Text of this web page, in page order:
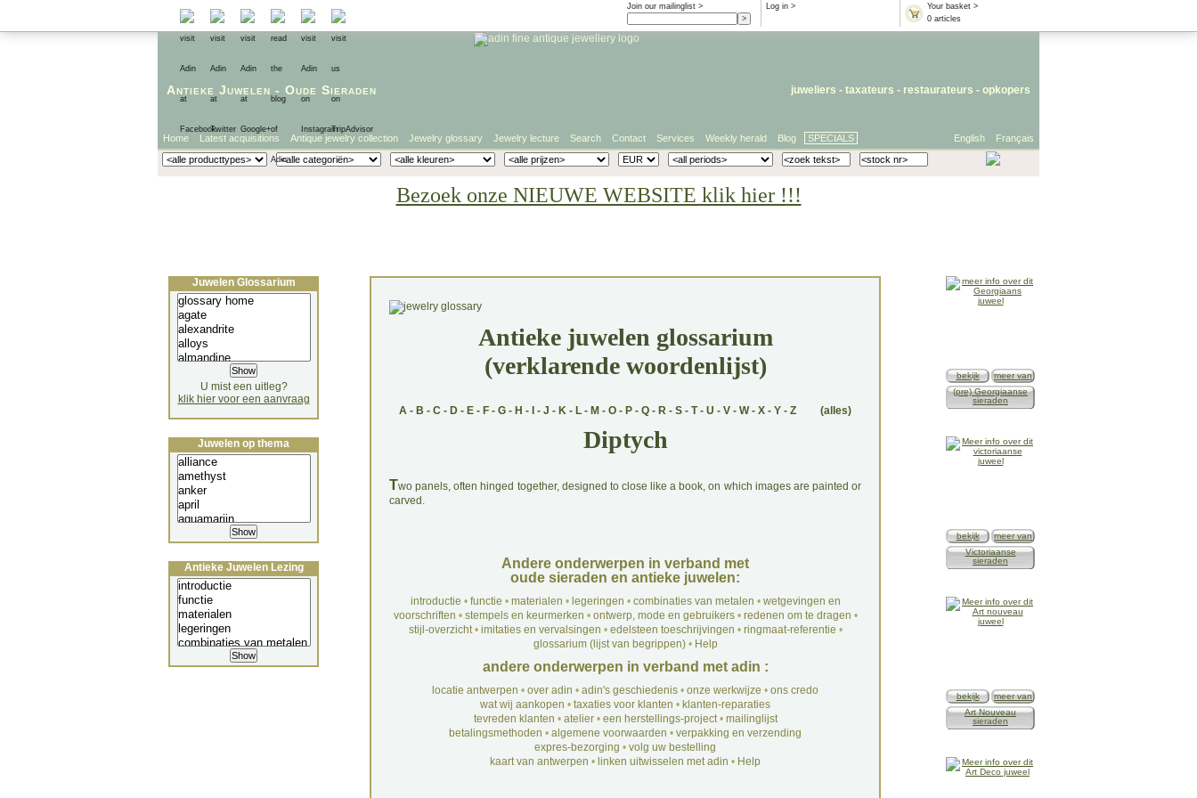
Your basket >
0 articles
Log in >
Join our mailinglist >
juweliers - taxateurs - restaurateurs - opkopers
Antieke Juwelen - Oude Sieraden
Français
English
Home Latest acquisitions Antique jewelry collection Jewelry glossary Jewelry lecture Search Contact Services Weekly herald Blog SPECIALS
Bezoek onze NIEUWE WEBSITE klik hier !!!
Antieke juwelen glossarium
(verklarende woordenlijst)
A - B - C - D - E - F - G - H - - J - K - L - M - O - P - Q - R - S - T- U - V - W- X - Y - Z (alles)
Diptych
Two panels, often hinged together, designed to close like a book, on which images are painted or
carved.
Andere onderwerpen in verband met
oude sieraden en antieke juwelen:
introductie • functie • materialen • legeringen • combinaties van metalen • wetgevingen en
voorschriften • stempels en keurmerken • ontwerp, mode en gebruikers• redenen om te dragen •
stijl-overzicht• imitaties en vervalsingen • edelsteen toeschrijvingen • ringmaat-referentie •
glossarium (lijst van begrippen)• Help
andere onderwerpen in verband met adin :
locatie antwerpen • over adin • adin's geschiedenis • onze werkwijze • ons credo
wat wij aankopen • taxaties voor klanten • klanten-reparaties
tevreden klanten • atelier• een herstellings-project• mailinglijst
betalingsmethoden • algemene voorwaarden • verpakking en verzending
expres-bezorging • volg uw bestelling
kaart van antwerpen • linken uitwisselen met adin • Help
Juwelen Glossarium
U mist een uitleg?
klik hier voor een aanvraag
Juwelen op thema
Antieke Juwelen Lezing
bekijk
meer van
(pre) Georgiaanse
sieraden
bekijk
meer van
Victoriaanse
sieraden
bekijk
meer van
Art Nouveau
sieraden